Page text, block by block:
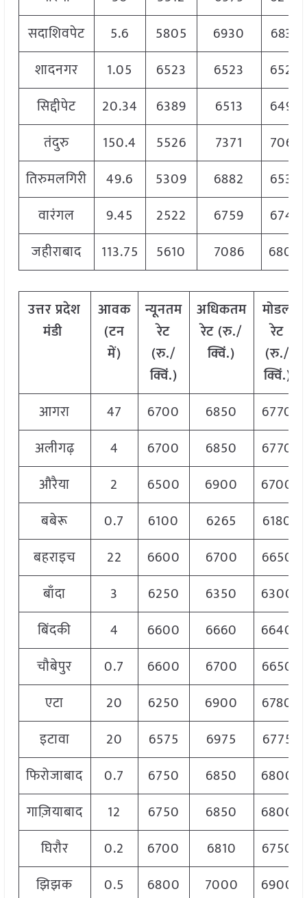
सदाशिवपेट
5.6 5805 6930
6833
शादनगर
1.05 6523 6523
6523
सिद्दीपेट
20.34 6389 6513
6496
तंदुरु
150.4 5526 7371
7065
तिरुमलगिरी
49.6 5309 6882
6536
वारंगल
9.45 2522 6759
6742
जहीराबाद
113.75 5610 7086 6800
उत्तर प्रदेश
मंडी
आवक
(टन
में)
न्यूनतम
रेट
(रु./
क्विं.)
अधिकतम
रेट (रु./
क्विं.)
मोडल
रेट
(रु./
क्विं.)
आगरा
47 6700 6850
6770
अलीगढ़
4 6700 6850
6770
औरैया
2 6500 6900
6700
बबेरू
0.7 6100 6265
6180
बहराइच
22 6600 6700
6650
बाँदा
3 6250 6350
6300
बिंदकी
4 6600 6660
6640
चौबेपुर
0.7 6600 6700
6650
एटा
20 6250 6900
6780
इटावा
20 6575 6975
6775
फिरोजाबाद
0.7 6750 6850
6800
गाज़ियाबाद
12 6750 6850
6800
घिरौर
0.2 6700 6810
6750
झिझक
0.5 6800 7000 6900